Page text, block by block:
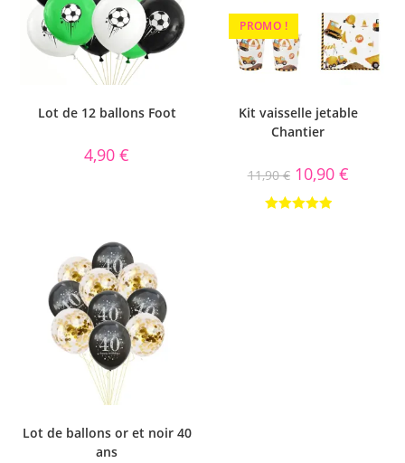
Lot de 12 ballons Foot
4,90€
PROMO !
Kit vaisselle jetable
Chantier
11,90€ 10,90 €
Lot de ballons or et noir 40
ans